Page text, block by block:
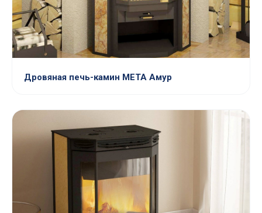
Дровяная печь-камин МЕТА Амур